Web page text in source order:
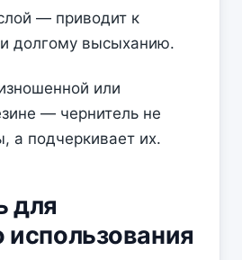
— приводит к
долгому высыханию.
или
— чернитель не
а подчеркивает их.
для
использования